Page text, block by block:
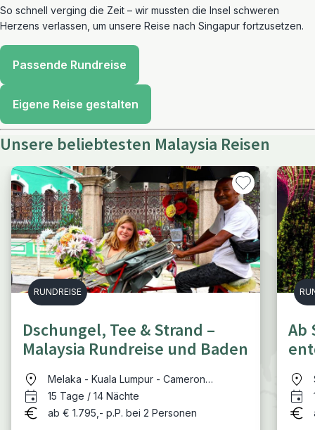
So schnell verging die Zeit – wir mussten die Insel schweren
Herzens verlassen, um unsere Reise nach Singapur fortzusetzen.
Passende Rundreise
Eigene Reise gestalten
Unsere beliebtesten Malaysia Reisen
RUNDREISE
Dschungel, Tee & Strand –
Malaysia Rundreise und Baden
Melaka - Kuala Lumpur - Cameron
Highlands - Belum Regenwald - Pulau
Perhentian - Kuala Lumpur
15 Tage / 14 Nächte
ab € 1.795,- p.P. bei 2 Personen
Ab